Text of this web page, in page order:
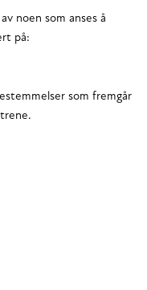
noen som anses å
på:
som fremgår